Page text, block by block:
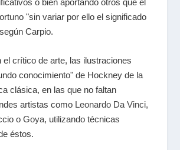
o bien aportando otros que él
"sin variar por ello el significado
Carpio.
el crítico de arte, las ilustraciones
conocimiento" de Hockney de la
clásica, en las que no faltan
artistas como Leonardo Da Vinci,
oGoya, utilizando técnicas
éstos.